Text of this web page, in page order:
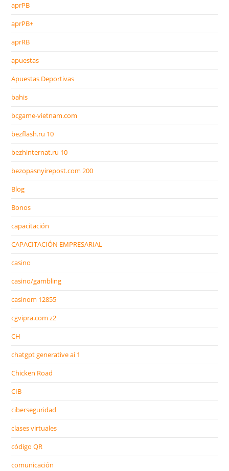
aprPB
aprPB+
aprRB
apuestas
Apuestas Deportivas
bahis
bcgame-vietnam.com
bezflash.ru 10
bezhinternat.ru 10
bezopasnyirepost.com 200
Blog
Bonos
capacitación
CAPACITACIÓN EMPRESARIAL
casino
casino/gambling
casinom 12855
cgvipra.com z2
CH
chatgpt generative ai 1
Chicken Road
CIB
ciberseguridad
clases virtuales
código QR
comunicación